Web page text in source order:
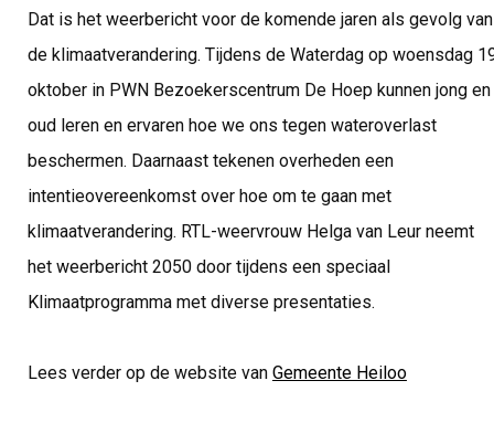
Dat is het weerbericht voor de komende jaren als gevolg van
de klimaatverandering. Tijdens de Waterdag op woensdag
oktober in PWN Bezoekerscentrum De Hoep kunnen jong en
oud leren en ervaren hoe we ons tegen wateroverlast
beschermen. Daarnaast tekenen overheden een
intentieovereenkomst over hoe om te gaan met
klimaatverandering. RTL-weervrouw Helga van Leur neemt
het weerbericht 2050 door tijdens een speciaal
Klimaatprogramma met diverse presentaties.
Lees verder op de website van Gemeente Heiloo